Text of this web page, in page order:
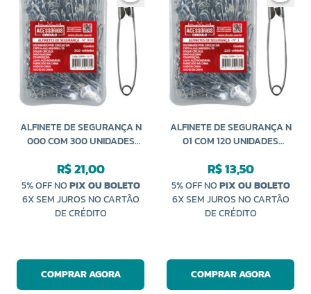
ALFINETE DE SEGURANÇA N
000 COM 300 UNIDADES
R$ 21,00
5% OFF NOPIX OU BOLETO
6X SEM JUROS NO CARTÃO
DE CRÉDITO
COMPRAR AGORA
ALFINETE DE SEGURANÇA N
01 COM 120 UNIDADES
R$ 13,50
5% OFF NOPIX OU BOLETO
6X SEM JUROS NO CARTÃO
DE CRÉDITO
COMPRAR AGORA